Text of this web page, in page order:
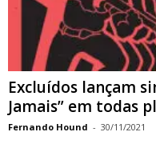
Excluídos lançam
Jamais” em todas
Fernando Hound - 30/11/2021